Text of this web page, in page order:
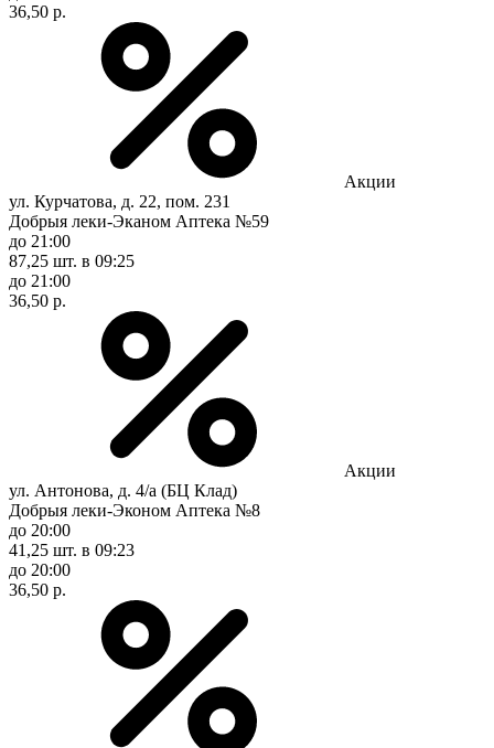
36,50 р.
Акции
ул. Курчатова, д. 22, пом. 231
Добрыя леки-Эканом Аптека №59
до 21:00
87,25 шт. в 09:25
до 21:00
36,50 р.
Акции
ул. Антонова, д. 4/а (БЦ Клад)
Добрыя леки-Эконом Аптека №8
до 20:00
41,25 шт. в 09:23
до 20:00
36,50 р.